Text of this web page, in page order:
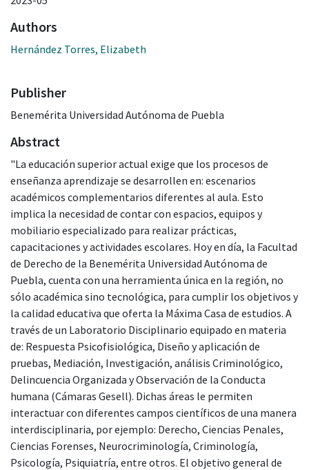
Authors
Hernández Torres, Elizabeth
Publisher
Benemérita Universidad Autónoma de Puebla
Abstract
"La educación superior actual exige que los procesos de
enseñanza aprendizaje se desarrollen en: escenarios
académicos complementarios diferentes al aula. Esto
implica la necesidad de contar con espacios, equipos y
mobiliario especializado para realizar prácticas,
capacitaciones y actividades escolares. Hoy en día, la Facultad
de Derecho de la Benemérita Universidad Autónoma de
Puebla, cuenta con una herramienta única en la región, no
sólo académica sino tecnológica, para cumplir los objetivos y
la calidad educativa que oferta la Máxima Casa de estudios. A
través de un Laboratorio Disciplinario equipado en materia
de: Respuesta Psicofisiológica, Diseño y aplicación de
pruebas, Mediación, Investigación, análisis Criminológico,
Delincuencia Organizada y Observación de la Conducta
humana (Cámaras Gesell). Dichas áreas le permiten
interactuar con diferentes campos científicos de una manera
interdisciplinaria, por ejemplo: Derecho, Ciencias Penales,
Ciencias Forenses, Neurocriminología, Criminología,
Psicología, Psiquiatría, entre otros. El objetivo general de